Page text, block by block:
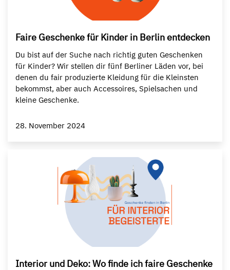
Faire Geschenke für Kinder in Berlin entdecken
Du bist auf der Suche nach richtig guten Geschenken
für Kinder? Wir stellen dir fünf Berliner Läden vor, bei
denen du fair produzierte Kleidung für die Kleinsten
bekommst, aber auch Accessoires, Spielsachen und
kleine Geschenke.
28. November 2024
Interior und Deko: Wo finde ich faire Geschenke